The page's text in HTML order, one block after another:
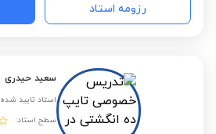
رزومه استاد
سعید حیدری
استاد تایید شده
سطح استاد: